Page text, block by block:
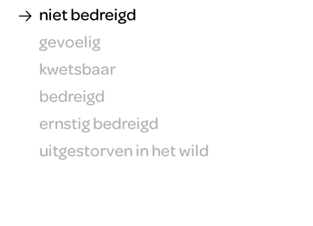
niet bedreigd
gevoelig
kwetsbaar
bedreigd
ernstig bedreigd
uitgestorven in het wild